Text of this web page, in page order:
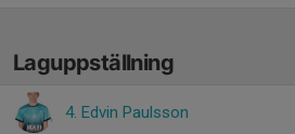
Laguppställning
4. Edvin Paulsson